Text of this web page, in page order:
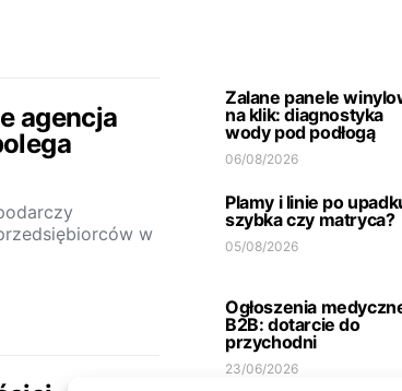
agencja
w
Zalane panele
na klik: diagnostyka
wody pod podłogą
06/08/2026
Plamy i linie po
szybka czy matryca?
05/08/2026
Ogłoszenia
B2B: dotarcie do
przychodni
23/06/2026